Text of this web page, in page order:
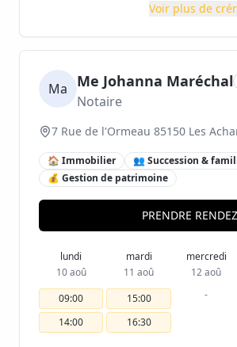
Voir plus de
Ma Me Johanna Maréchal
Notaire
7 Rue de l'Ormeau 85150 Les
🏠 Immobilier 👥 Succession &
💰 Gestion de patrimoine
PRENDRE
lundi
10 aoû
09:00
14:00
mardi
11 aoû
15:00
16:30
mercredi
12 aoû
-